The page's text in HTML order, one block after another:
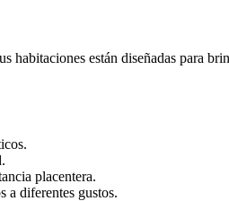
están diseñadas para
placentera.
a diferentes gustos.